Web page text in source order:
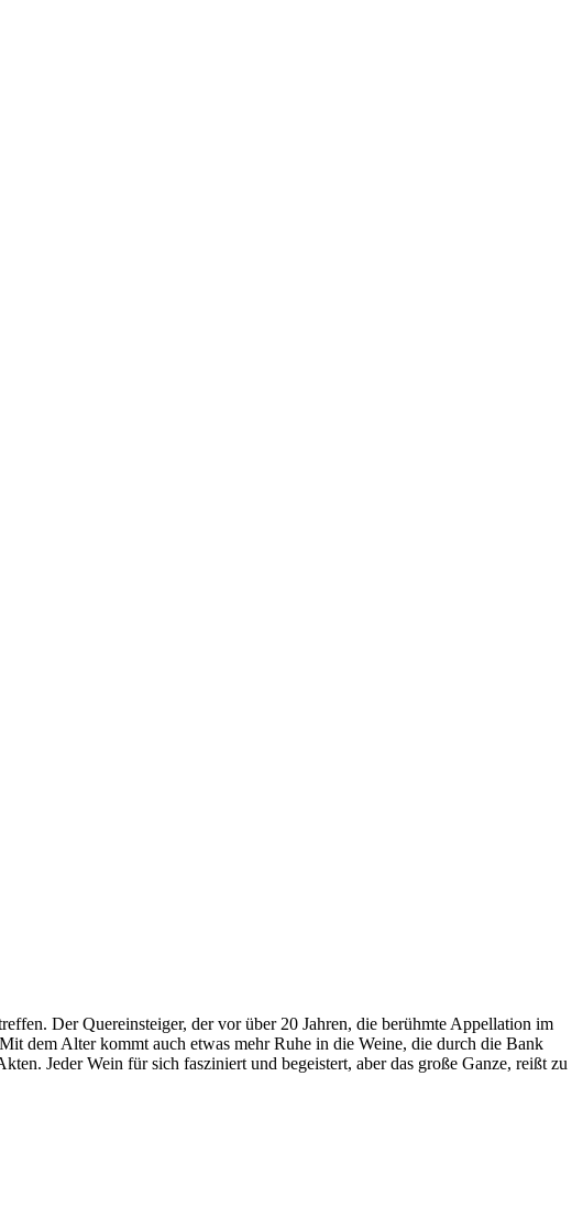
Der Quereinsteiger, der vor über 20 Jahren, die berühmte Appellation im
dem Alter kommt auch etwas mehr Ruhe in die Weine, die durch die Bank
Jeder Wein für sich fasziniert und begeistert, aber das große Ganze, reißt zu